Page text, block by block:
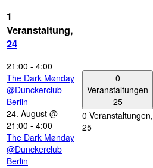
1
Veranstaltung,
24
21:00 - 4:00
The Dark Mønday
@Dunckerclub
Berlin
24. August @
21:00 - 4:00
The Dark Mønday
@Dunckerclub
Berlin
0
Veranstaltungen
25
0 Veranstaltungen,
25